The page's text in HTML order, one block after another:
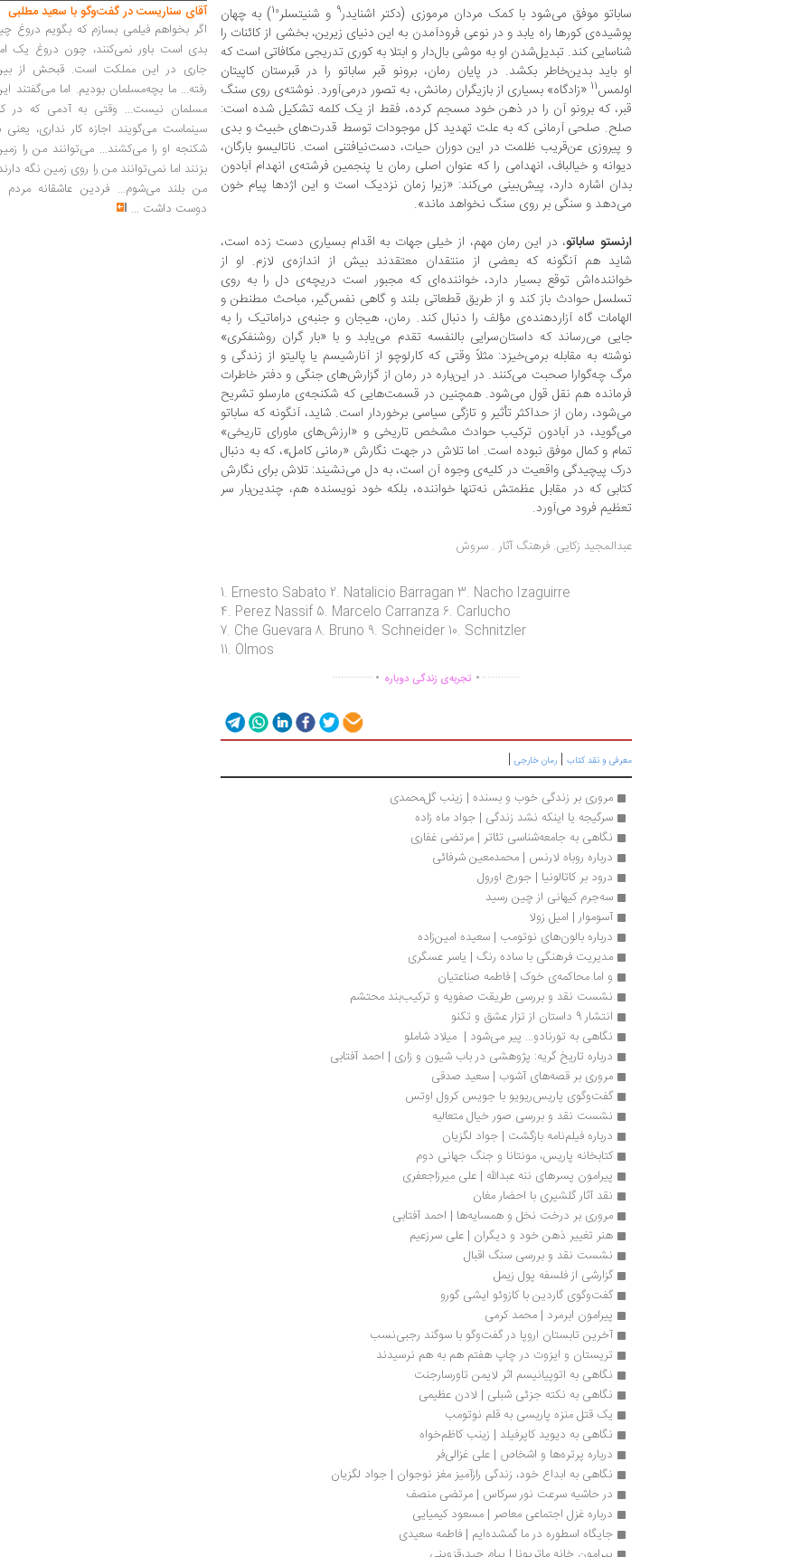
ساباتو موفق می‌شود با کمک مردان مرموزی (دکتر اشنایدر9 و شنیتسلر10) به چهان
پوشیده‌ی کورها راه یابد و در نوعی فرودآمدن به این دنیای زیرین، بخشی از کائنات را
شناسایی کند. تبدیل‌شدن او به موشی بال‌دار و ابتلا به کوری تدریجی مکافاتی است که
او باید بدین‌خاطر بکشد. در پایان رمان، برونو قبر ساباتو را در قبرستان کاپیتان
اولمس11 «زادگاه» بسیاری از بازیگران رمانش، به تصور درمی‌آورد. نوشته‌ی روی سنگ
قبر، که برونو آن را در ذهن خود مسجم کرده، فقط از یک کلمه تشکیل شده است:
صلح. صلحی آرمانی که به علت تهدید کل موجودات توسط قدرت‌های خبیث و بدی
و پیروزی عن‌قریب ظلمت در این دوران حیات، دست‌نیافتنی است. ناتالیسو بارگان،
دیوانه و خیالباف، انهدامی را که عنوان اصلی رمان یا پنجمین فرشته‌ی انهدام آبادون
بدان اشاره دارد، پیش‌بینی می‌کند: «زیرا زمان نزدیک است و این اژدها پیام خون
می‌دهد و سنگی بر روی سنگ نخواهد ماند».
ارنستو ساباتو، در این رمان مهم، از خیلی جهات به اقدام بسیاری دست زده است،
شاید هم آنگونه که بعضی از منتقدان معتقدند بیش از اندازه‌ی لازم. او از
خواننده‌اش توقع بسیار دارد، خواننده‌ای که مجبور است دریچه‌ی دل را به روی
تسلسل حوادث باز کند و از طریق قطعاتی بلند و گاهی نفس‌گیر، مباحث مطنطن و
الهامات گاه آزاردهنده‌ی مؤلف را دنبال کند. رمان، هیجان و جنبه‌ی دراماتیک را به
جایی می‌رساند که داستان‌سرایی بالنفسه تقدم می‌یابد و با «بار گران روشنفکری»
نوشته به مقابله برمی‌خیزد: مثلاً وقتی که کارلوچو از آنارشیسم یا پالیتو از زندگی و
مرگ چه‌گوارا صحبت می‌کنند. در این‌باره در رمان از گزارش‌های جنگی و دفتر خاطرات
فرمانده هم نقل قول می‌شود. همچنین در قسمت‌هایی که شکنجه‌ی مارسلو تشریح
می‌شود، رمان از حداکثر تأثیر و تازگی سیاسی برخوردار است. شاید، آنگونه که ساباتو
می‌گوید، در آبادون ترکیب حوادث مشخص تاریخی و «ارزش‌های ماورای تاریخی»
تمام و کمال موفق نبوده است. اما تلاش در جهت نگارش «رمانی کامل»، که به دنبال
درک پیچیدگی واقعیت در کلیه‌ی وجوه آن است، به دل می‌نشیند: تلاش برای نگارش
کتابی که در مقابل عظمتش نه‌تنها خواننده، بلکه خود نویسنده هم، چندین‌بار سر
تعظیم فرود می‌آورد.
عبدالمجید زکایی. فرهنگ آثار . سروش
1. Ernesto Sabato 2. Natalicio Barragan 3. Nacho Izaguirre
4. Perez Nassif 5. Marcelo Carranza 6. Carlucho
7. Che Guevara 8. Bruno 9. Schneider 10. Schnitzler
11. Olmos
............... . تجربه‌ی زندگی دوباره . ..............
معرفی و نقد کتاب | رمان خارجی |
مروری بر زندگی خوب و بسنده | زینب گل‌محمدی
سرگیجه یا اینکه نشد زندگی | جواد ماه زاده
نگاهی به جامعه‌شناسی تئاتر | مرتضی غفاری
درباره روباه لارنس | محمدمعین شرفائی
درود بر کاتالونیا | جورج اورول
سه‌جرم کیهانی از چین رسید
آسوموار | امیل زولا
درباره بالون‌های نوتومب | سعیده امین‌زاده
مدیریت فرهنگی با ساده رنگ | یاسر عسگری
و اما محاکمه‌ی خوک | فاطمه صناعتیان
نشست نقد و بررسی طریقت صفویه و ترکیب‌بند محتشم
انتشار 9 داستان از تزار عشق و تکنو
نگاهی به تورنادو... پیر می‌شود |  میلاد شاملو
درباره تاریخ گریه: پژوهشی در باب شیون و زاری | احمد آفتابی
مروری بر قصه‌های آشوب | سعید صدقی
گفت‌وگوی پاریس‌ریویو با جویس کرول اوتس
نشست نقد و بررسی صور خیال متعالیه
درباره فیلم‌نامه بازگشت | جواد لگزیان
کتابخانه پاریس، مونتانا و جنگ جهانی دوم
پیرامون پسرهای ننه عبدالله | علی میرزاجعفری
نقد آثار گلشیری با احضار مغان
مروری بر درخت نخل و همسایه‌ها | احمد آفتابی
هنر تغییر ذهن خود و دیگران | علی سرزعیم
نشست نقد و بررسی سنگ اقبال
گزارشی از فلسفه پول زيمل
گفت‌وگوی گاردین با کازوئو ایشی گورو
پیرامون ابرمرد | محمد کرمی
آخرین تابستان اروپا در گفت‌وگو با سوگند رجبی‌نسب
تریستان و ایزوت در چاپ هفتم هم به هم نرسیدند
نگاهی به اتوپیانیسم اثر لایمن تاورسارجنت
نگاهی به نکته جزئی شبلی | لادن عظیمی
یک قتل منزه پاریسی به قلم نوتومب
نگاهی به دیوید کاپرفیلد | زینب کاظم‌خواه
درباره پرتره‌ها و اشخاص | علی غزالی‌فر
نگاهی به ابداع خود، زندگی راز‌آمیز مغز نوجوان | جواد لگزیان
در حاشیه سرعت نور سرکاس | مرتضی منصف
درباره غزل اجتماعی معاصر | مسعود کیمیایی
جایگاه اسطوره در ما گمشده‌ایم | فاطمه سعیدی
آقای سناریست در گفت‌وگو با سعید مطلبی
اگر بخواهم فیلمی بسازم که بگویم دروغ
بدی است باور نمی‌کنند، چون دروغ یک
جاری در این مملکت است. قبحش از
رفته... ما بچه‌مسلمان بودیم. اما می‌گفتند
مسلمان نیست... وقتی به آدمی که در
سینماست می‌گویند اجازه کار نداری، یعنی
شکنجه او را می‌کشند... می‌توانند من را
بزنند اما نمی‌توانند من را روی زمین نگه
من بلند می‌شوم... فردین عاشقانه مردم
دوست داشت ...